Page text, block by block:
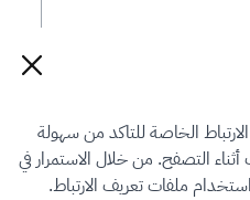
الخاصة للتاكد من سهولة
التصفح. من خلال الاستمرار في
ملفات تعريف الارتباط.